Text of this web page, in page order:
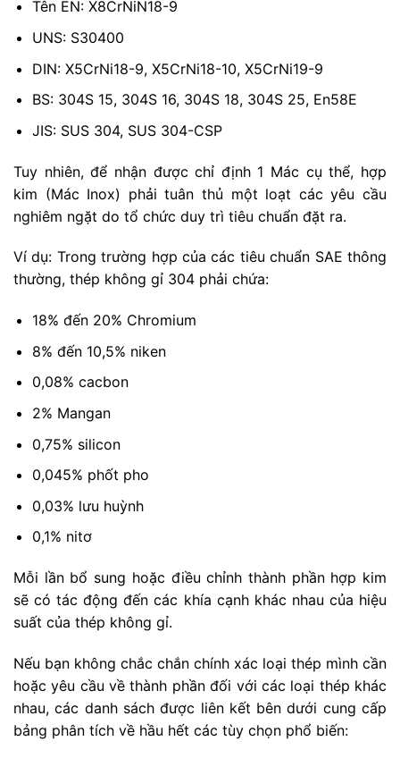
Tên EN: X8CrNiN18-9
UNS: S30400
DIN: X5CrNi18-9, X5CrNi18-10, X5CrNi19-9
BS: 304S 15, 304S 16, 304S 18, 304S 25, En58E
JIS: SUS 304, SUS 304-CSP
Tuy nhiên, để nhận được chỉ định 1 Mác cụ thể, hợp
kim (Mác Inox) phải tuân thủ một loạt các yêu cầu
nghiêm ngặt do tổ chức duy trì tiêu chuẩn đặt ra.
Ví dụ: Trong trường hợp của các tiêu chuẩn SAE thông
thường, thép không gỉ 304 phải chứa:
18% đến 20% Chromium
8% đến 10,5% niken
0,08% cacbon
2% Mangan
0,75% silicon
0,045% phốt pho
0,03% lưu huỳnh
0,1% nitơ
Mỗi lần bổ sung hoặc điều chỉnh thành phần hợp kim
sẽ có tác động đến các khía cạnh khác nhau của hiệu
suất của thép không gỉ.
Nếu bạn không chắc chắn chính xác loại thép mình cần
hoặc yêu cầu về thành phần đối với các loại thép khác
nhau, các danh sách được liên kết bên dưới cung cấp
bảng phân tích về hầu hết các tùy chọn phổ biến: